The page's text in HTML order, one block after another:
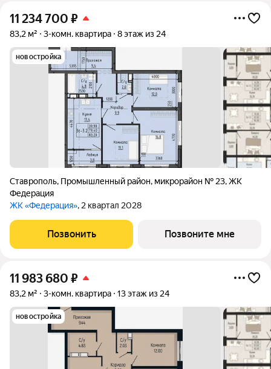
11 234 700 ₽
83,2 м² 3-комн. квартира 8 этаж из 24
новостройка
Ставрополь, Промышленный район, микрорайон № 23,ЖК
Федерация
ЖК «Федерация», 2 квартал 2028
Позвонить Позвоните мне
11 983 680 ₽
83,2 м² 3-комн. квартира 13 этаж из 24
новостройка